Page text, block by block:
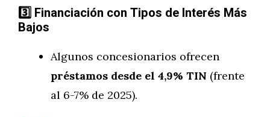
3️ Financiación con Tipos de Interés Más
Bajos
Algunos concesionarios ofrecen
préstamos desde el 4,9% TIN (frente
al 6-7% de 2025).